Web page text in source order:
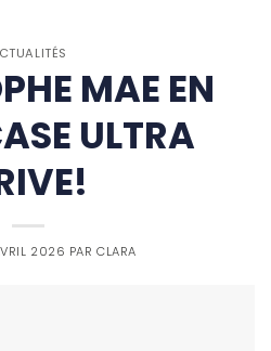
MAE EN
ULTRA
2026 PARCLARA